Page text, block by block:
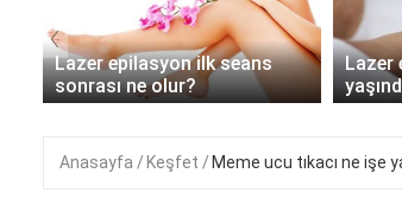
Lazer epilasyon ilk seans
sonrası ne olur?
Lazer
‹
Anasayfa Keşfet Meme ucu tıkacı ne işe